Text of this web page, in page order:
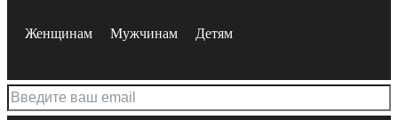
Женщинам Мужчинам Детям